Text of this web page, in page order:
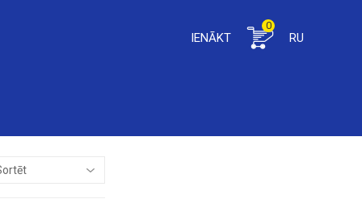
IENĀKT
0
RU